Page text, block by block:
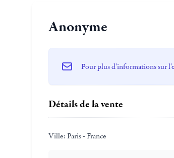
Anonyme
Pour plus d'informations sur
Détails de la vente
Ville: Paris - France